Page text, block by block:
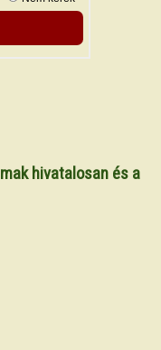
hivatalosan és a